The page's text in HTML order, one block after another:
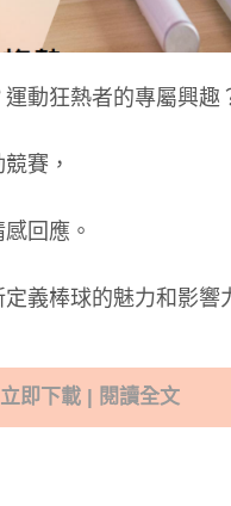
動狂熱者的專屬興趣
賽，
回應。
義棒球的魅力和影響
立即下載 | 閱讀全文